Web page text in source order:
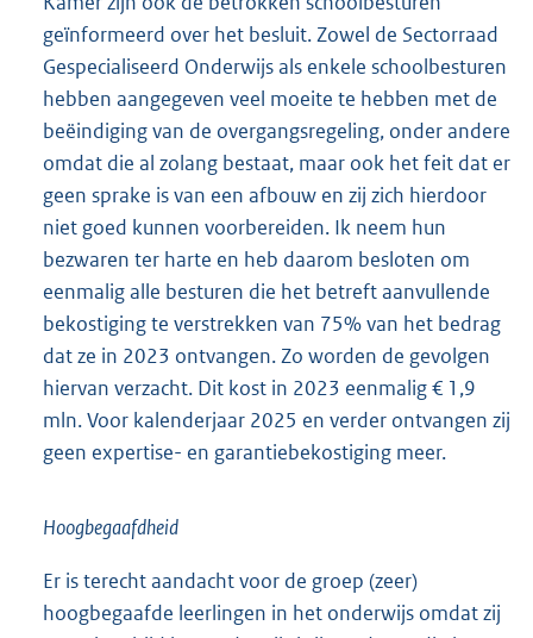
geïnformeerd over het besluit. Zowel de Sectorraad
Gespecialiseerd Onderwijs als enkele schoolbesturen
hebben aangegeven veel moeite te hebben met de
beëindiging van de overgangsregeling, onder andere
omdat die al zolang bestaat, maar ook het feit dat er
geen sprake is van een afbouw en zij zich hierdoor
niet goed kunnen voorbereiden. Ik neem hun
bezwaren ter harte en heb daarom besloten om
eenmalig alle besturen die het betreft aanvullende
bekostiging te verstrekken van 75% van het bedrag
dat ze in 2023 ontvangen. Zo worden de gevolgen
hiervan verzacht. Dit kost in 2023 eenmalig € 1,9
mln. Voor kalenderjaar 2025 en verder ontvangen zij
geen expertise- en garantiebekostiging meer.
Hoogbegaafdheid
Er is terecht aandacht voor de groep (zeer)
hoogbegaafde leerlingen in het onderwijs omdat zij